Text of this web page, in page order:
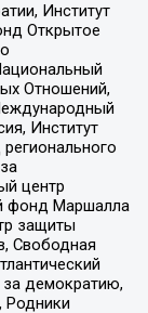
Институт
Открытое
Отношений,
Институт
центр
фонд Маршалла
защиты
Свободная
демократию,
Родники